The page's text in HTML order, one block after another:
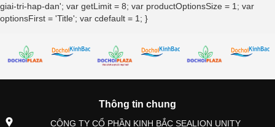
giai-tri-hap-dan'; var getLimit = 8; var productOptionsSize = 1; var
optionsFirst = 'Title'; var cdefault = 1; }
Thông tin chung
CÔNG TY CỔ PHẦN KINH BẮC SEALION UNITY